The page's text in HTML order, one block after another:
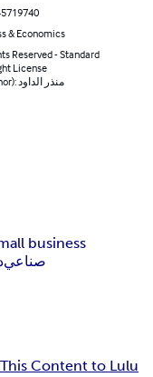
& Economics
Reserved - Standard
License
By (author): منذر الداود
business
صناعي
Content to Lulu